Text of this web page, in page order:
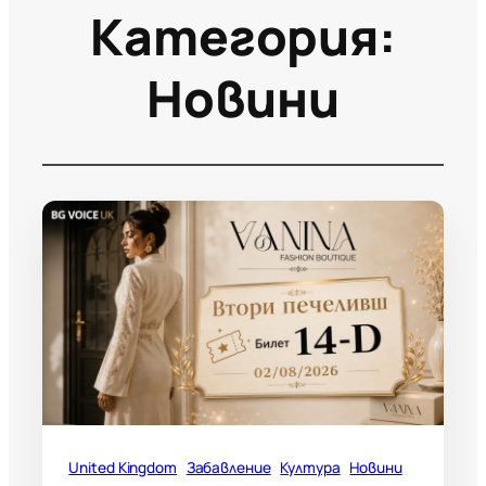
Категория:
Новини
United Kingdom Забавление Култура Новини